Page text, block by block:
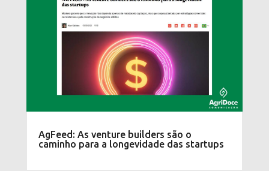
AgFeed: As venture builders são o
caminho para a longevidade das startups